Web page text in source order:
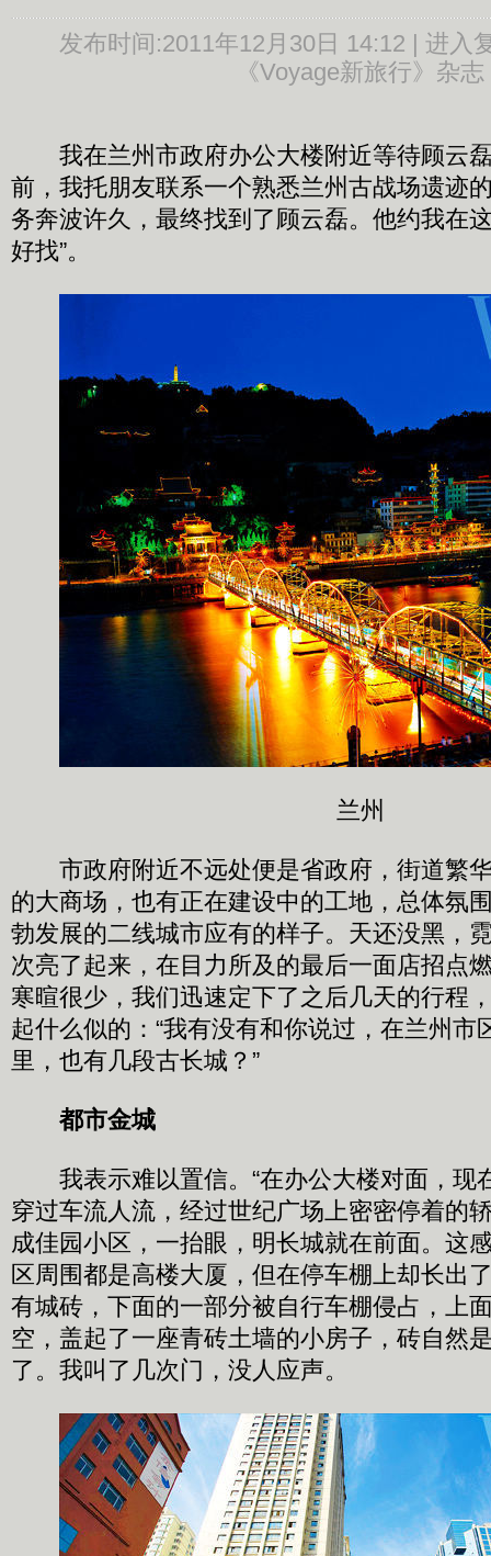
发布时间:2011年12月30日 14:12 | 进入
《Voyage新旅行》杂志
我在兰州市政府办公大楼附近等待顾云
前，我托朋友联系一个熟悉兰州古战场遗迹
务奔波许久，最终找到了顾云磊。他约我在
好找”。
兰州
市政府附近不远处便是省政府，街道繁
的大商场，也有正在建设中的工地，总体氛
勃发展的二线城市应有的样子。天还没黑，
次亮了起来，在目力所及的最后一面店招点
寒暄很少，我们迅速定下了之后几天的行程
起什么似的：“我有没有和你说过，在兰州市
里，也有几段古长城？”
都市金城
我表示难以置信。“在办公大楼对面，现
穿过车流人流，经过世纪广场上密密停着的
成佳园小区，一抬眼，明长城就在前面。这
区周围都是高楼大厦，但在停车棚上却长出
有城砖，下面的一部分被自行车棚侵占，上
空，盖起了一座青砖土墙的小房子，砖自然
了。我叫了几次门，没人应声。